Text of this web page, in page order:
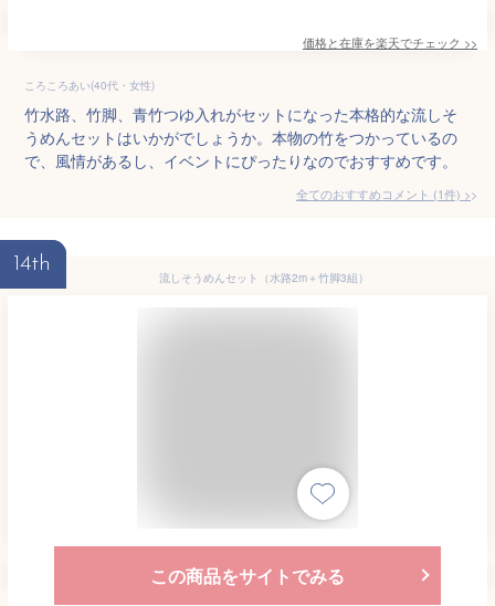
価格と在庫を楽天でチェック >>
ころころあい(40代・女性)
竹水路、竹脚、青竹つゆ入れがセットになった本格的な流しそ
うめんセットはいかがでしょうか。本物の竹をつかっているの
で、風情があるし、イベントにぴったりなのでおすすめです。
全てのおすすめコメント (1件) >
14th
流しそうめんセット（水路2m＋竹脚3組）
この商品をサイトでみる